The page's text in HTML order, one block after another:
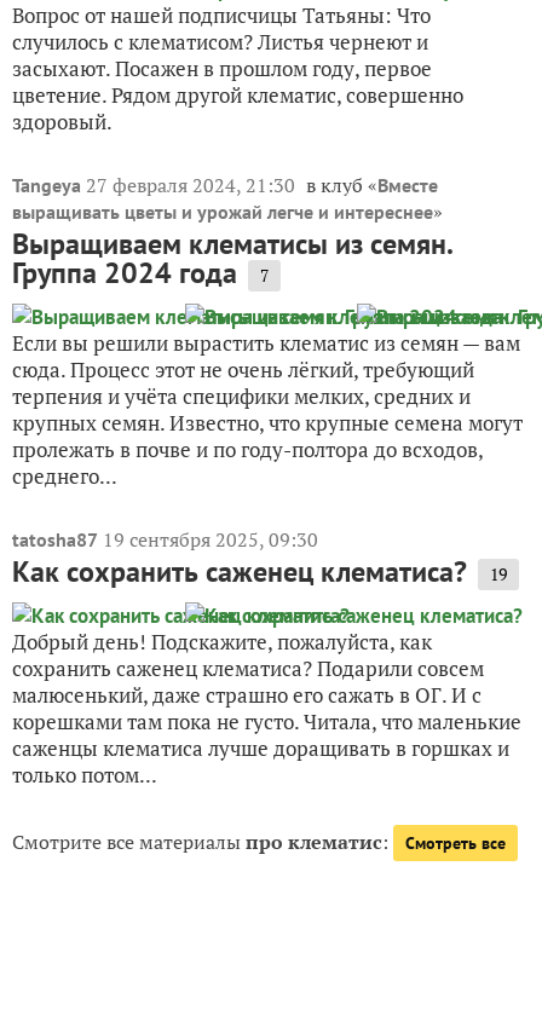
Вопрос от нашей подписчицы Татьяны: Что
случилось с клематисом? Листья чернеют и
засыхают. Посажен в прошлом году, первое
цветение. Рядом другой клематис, совершенно
здоровый.
Tangeya 27 февраля 2024, 21:30 в клуб «Вместе
выращивать цветы и урожай легче и интереснее»
Выращиваем клематисы из семян.
Группа 2024 года 7
Если вы решили вырастить клематис из семян — вам
сюда. Процесс этот не очень лёгкий, требующий
терпения и учёта специфики мелких, средних и
крупных семян. Известно, что крупные семена могут
пролежать в почве и по году-полтора до всходов,
среднего...
tatosha87 19 сентября 2025, 09:30
Как сохранить саженец клематиса? 19
Добрый день! Подскажите, пожалуйста, как
сохранить саженец клематиса? Подарили совсем
малюсенький, даже страшно его сажать в ОГ. И с
корешками там пока не густо. Читала, что маленькие
саженцы клематиса лучше доращивать в горшках и
только потом...
Смотрите все материалыпро клематис: Смотреть все